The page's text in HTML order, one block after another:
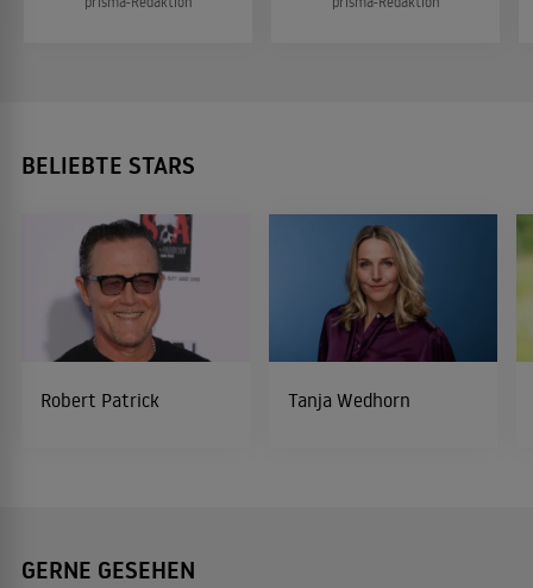
BELIEBTE STARS
Robert Patrick Tanja Wedhorn
GERNE GESEHEN